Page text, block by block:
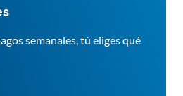
semanales, tú eliges qué